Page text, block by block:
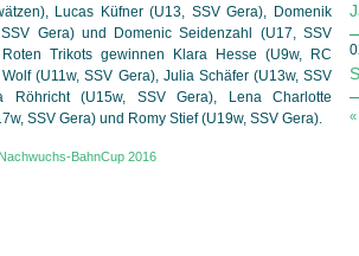
Lucas Küfner (U13, SSV Gera), Domenik
Gera) und Domenic Seidenzahl (U17, SSV
Trikots gewinnen Klara Hesse (U9w, RC
(U11w, SSV Gera), Julia Schäfer (U13w, SSV
Röhricht (U15w, SSV Gera), Lena Charlotte
SSV Gera) und Romy Stief (U19w, SSV Gera).
BahnCup 2016
«